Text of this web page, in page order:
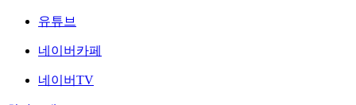
유튜브
네이버카페
네이버TV